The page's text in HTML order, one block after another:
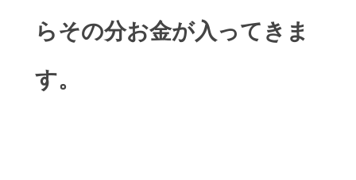
らその分お金が入ってきま
す。